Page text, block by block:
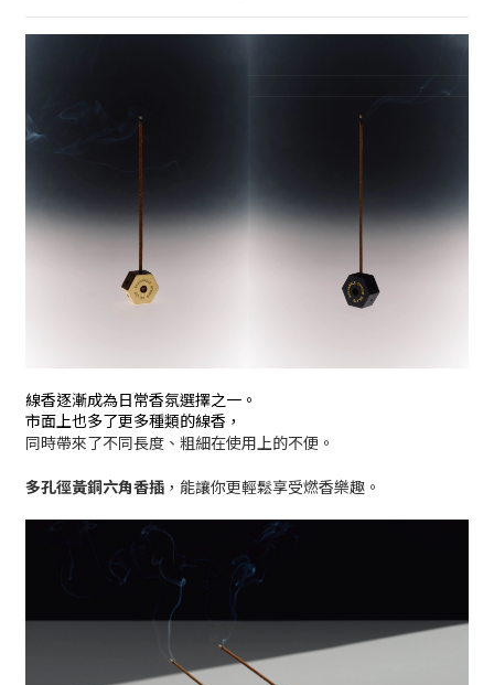
線香逐漸成為日常香氛選擇之一。
市面上也多了更多種類的線香，
同時帶來了不同長度、粗細在使用上的不便。
多孔徑黃銅六角香插 ，能讓你更輕鬆享受燃香樂趣。